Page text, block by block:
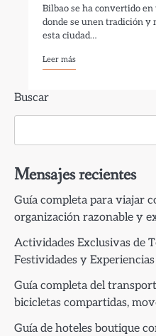
Bilbao se ha convertido
donde se unen tradición y
esta ciudad…
Leer más
Buscar
Mensajes recientes
Guía completa para viajar
organización razonable y
Actividades Exclusivas de
Festividades y
Guía completa del
bicicletas compartidas,
Guía de hoteles boutique